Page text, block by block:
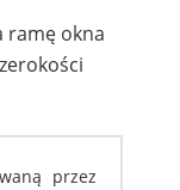
ramę okna
przez